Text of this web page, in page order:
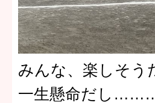
みんな、楽しそう
一生懸命だし